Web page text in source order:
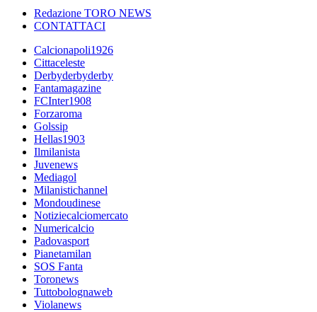
Redazione TORO NEWS
CONTATTACI
Calcionapoli1926
Cittaceleste
Derbyderbyderby
Fantamagazine
FCInter1908
Forzaroma
Golssip
Hellas1903
Ilmilanista
Juvenews
Mediagol
Milanistichannel
Mondoudinese
Notiziecalciomercato
Numericalcio
Padovasport
Pianetamilan
SOS Fanta
Toronews
Tuttobolognaweb
Violanews